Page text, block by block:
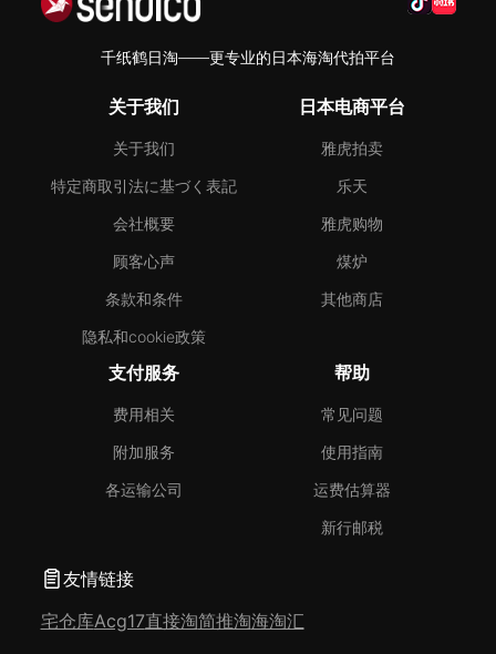
千纸鹤日淘——更专业的日本海淘代拍平台
关于我们
关于我们
特定商取引法に基づく表記
会社概要
顾客心声
条款和条件
隐私和cookie政策
日本电商平台
雅虎拍卖
乐天
雅虎购物
煤炉
其他商店
支付服务
费用相关
附加服务
各运输公司
帮助
常见问题
使用指南
运费估算器
新行邮税
友情链接
宅仓库Acg17直接淘简推淘海淘汇